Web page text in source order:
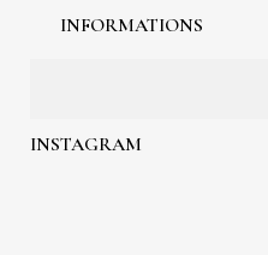
INFORMATIONS
INSTAGRAM